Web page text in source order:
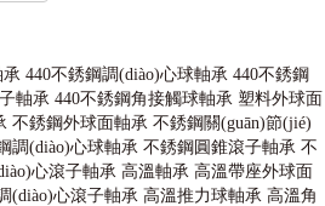
承 440不銹鋼調(diào)心球軸承 440不銹鋼
軸承 440不銹鋼角接觸球軸承 塑料外球面
不銹鋼外球面軸承 不銹鋼關(guān)節(jié)
調(diào)心球軸承 不銹鋼圓錐滾子軸承 不
心滾子軸承 高溫軸承 高溫帶座外球面
(diào)心滾子軸承 高溫推力球軸承 高溫角